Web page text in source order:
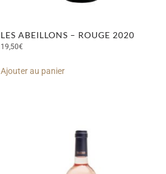
LES ABEILLONS – ROUGE 2020
19,50€
Ajouter au panier